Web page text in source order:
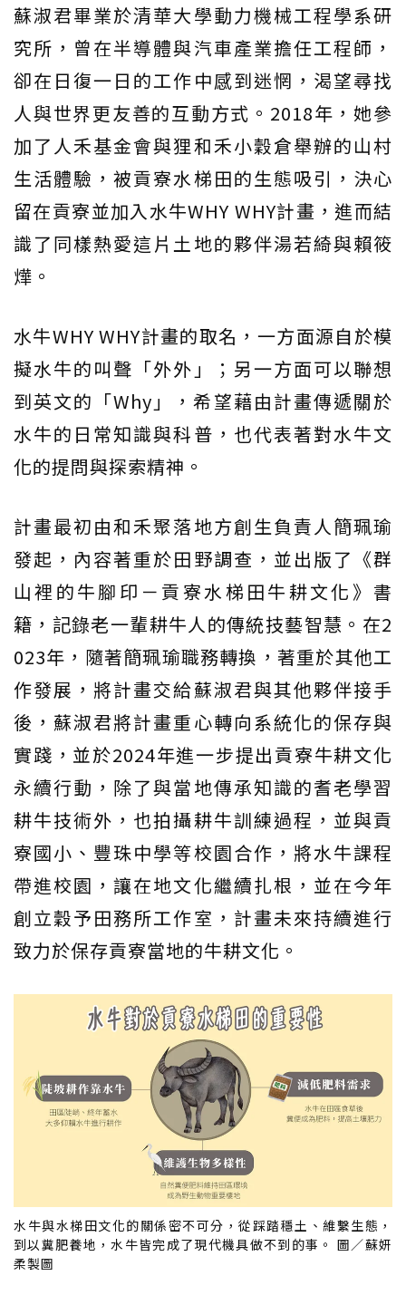
蘇淑君畢業於清華大學動力機械工程學系研
究所，曾在半導體與汽車產業擔任工程師，
卻在日復一日的工作中感到迷惘，渴望尋找
人與世界更友善的互動方式。2018年，她參
加了人禾基金會與狸和禾小穀倉舉辦的山村
生活體驗，被貢寮水梯田的生態吸引，決心
留在貢寮並加入水牛WHY WHY計畫，進而結
識了同樣熱愛這片土地的夥伴湯若綺與賴筱
燁。
水牛WHY WHY計畫的取名，一方面源自於模
擬水牛的叫聲「外外」；另一方面可以聯想
到英文的「Why」，希望藉由計畫傳遞關於
水牛的日常知識與科普，也代表著對水牛文
化的提問與探索精神。
計畫最初由和禾聚落地方創生負責人簡珮瑜
發起，內容著重於田野調查，並出版了《群
山裡的牛腳印－貢寮水梯田牛耕文化》書
籍，記錄老一輩耕牛人的傳統技藝智慧。在2
023年，隨著簡珮瑜職務轉換，著重於其他工
作發展，將計畫交給蘇淑君與其他夥伴接手
後，蘇淑君將計畫重心轉向系統化的保存與
實踐，並於2024年進一步提出貢寮牛耕文化
永續行動，除了與當地傳承知識的耆老學習
耕牛技術外，也拍攝耕牛訓練過程，並與貢
寮國小、豐珠中學等校園合作，將水牛課程
帶進校園，讓在地文化繼續扎根，並在今年
創立穀予田務所工作室，計畫未來持續進行
致力於保存貢寮當地的牛耕文化。
水牛與水梯田文化的關係密不可分，從踩踏穩土、維繫生態，
到以糞肥養地，水牛皆完成了現代機具做不到的事。 圖／蘇妍
柔製圖